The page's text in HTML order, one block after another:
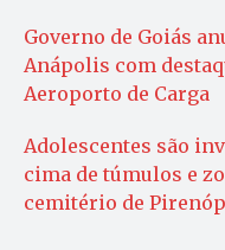
Governo de Goiás
Anápolis com
Aeroporto de Carga
Adolescentes são
cima de túmulos e
cemitério de